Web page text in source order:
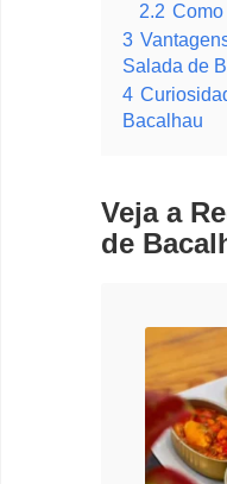
2.2 Como
3
Salada de
4
Bacalhau
Veja a
de